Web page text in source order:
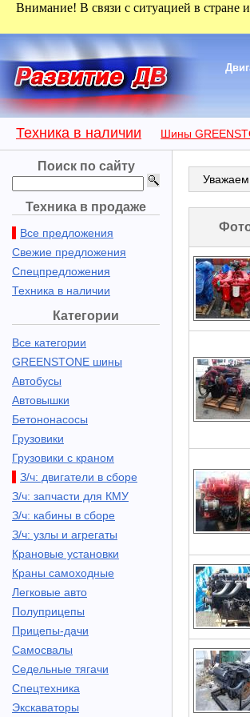
Внимание! В связи с ситуацией в стране
Техника в наличии Шины
Поиск по сайту
Техника в продаже
Все предложения
Свежие предложения
Спецпредложения
Техника в наличии
Категории
Все категории
GREENSTONE шины
Автобусы
Автовышки
Бетононасосы
Грузовики
Грузовики с краном
З/ч: двигатели в сборе
З/ч: запчасти для КМУ
З/ч: кабины в сборе
З/ч: узлы и агрегаты
Крановые установки
Краны самоходные
Легковые авто
Полуприцепы
Прицепы-дачи
Самосвалы
Седельные тягачи
Спецтехника
Экскаваторы